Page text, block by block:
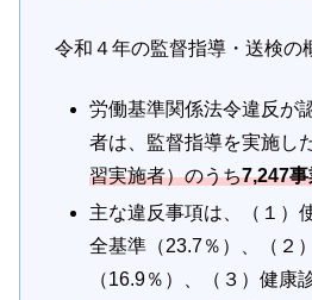
令和４年の監督指導・送検の
労働基準関係法令違反が
者は、監督指導を実施し
習実施者）のうち7,247
主な違反事項は、（１）
全基準（23.7％）、（２
（16.9％）、（３）健康